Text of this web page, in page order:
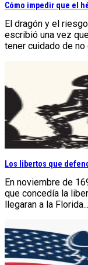
Cómo impedir que el
El dragón y el
escribió una vez
tener cuidado de no
Los libertos que
En noviembre de
que concedía la
llegaran a la Florida...